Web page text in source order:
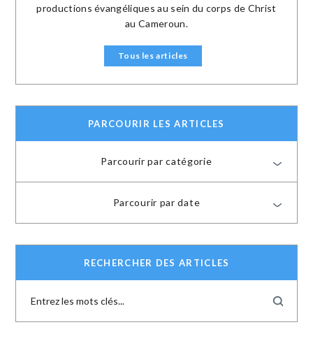
productions évangéliques au sein du corps de Christ
au Cameroun.
Tous les articles
PARCOURIR LES ARTICLES
Parcourir par catégorie
Parcourir par date
RECHERCHER DES ARTICLES